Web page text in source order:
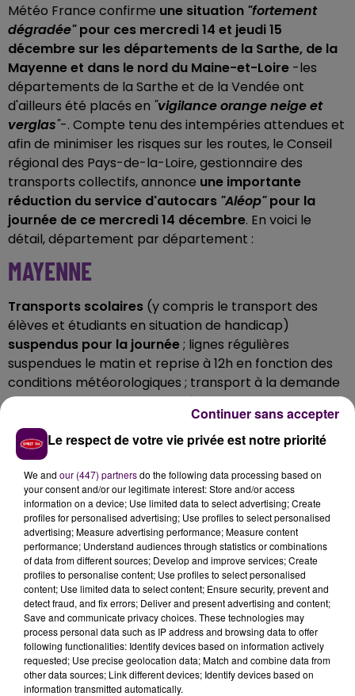
Météo France confirme une situation "fortement
dégradée"pour ces mercredi 14 et jeudi 15
décembre sur les départements de la Sarthe, de la
Mayenne et dans le nord du Maine-et-Loire -les
départements de la Sarthe et de la Vendée ont
d'ailleurs été placés en "vigilance orange neige et
verglas"-. Compte tenu des intempéries attendues et
afin de minimiser les risques sur les routes, le Conseil
régional des Pays-de-la-Loire, gestionnaire des
transports collectifs, annonce une importante
réduction du service d'autocars "Aléop"pour la
journée de ce mercredi 14 décembre. En voici le
détail, département par département :
MAYENNE
Transports scolaires (y compris le transport des
élèves et étudiants en situation de handicap)
suspendus pour la journée; lignes régulières
suspendues le matin et reprise à 12h en fonction des
conditions météorologiques ; transport à la demande
suspendu le matin et reprise à 12h en fonction des
conditions météorologiques ; navettes express
maintenues toute la journée
SARTHE
Transports scolaires(y compris le transport des
élèves et étudiants en situation de handicap)
suspendus pour la journée; lignes régulières
suspendues le matin et reprise à 12h en
fonction des conditions météorologiques ; transport à
la demande suspendu le matin et reprise à 12h en
fonction des conditions météorologiques.
Concernant l'agglomération mancelle,la Setram
indique que"les lignes scolaires ne seront pas
assuréesce mercredi 14 décembre".
Le respect de votre vie privée est notre priorité
We and our (447) partnersdo the following data processing based on
your consent and/or our legitimate interest: Store and/or access
information on a device; Use limited data to select advertising; Create
profiles for personalised advertising; Use profiles to select personalised
advertising; Measure advertising performance; Measure content
performance; Understand audiences through statistics or combinations
of data from different sources; Develop and improve services; Create
profiles to personalise content; Use profiles to select personalised
content; Use limited data to select content; Ensure security, prevent and
detect fraud, and fix errors; Deliver and present advertising and content;
Save and communicate privacy choices. These technologies may
process personal data such as IP address and browsing data to offer
following functionalities: Identify devices based on information actively
requested; Use precise geolocation data; Match and combine data from
other data sources; Link different devices; Identify devices based on
information transmitted automatically.
Continuer sans accepter